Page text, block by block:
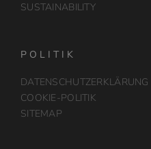
SUSTAINABILITY
POLITIK
DATENSCHUTZERKLÄRUNG
COOKIE-POLITIK
SITEMAP